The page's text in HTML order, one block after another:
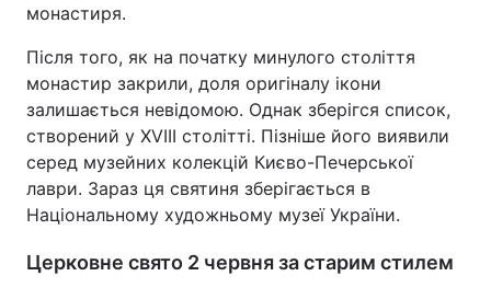
монастиря.
Після того, як на початку минулого століття
монастир закрили, доля оригіналу ікони
залишається невідомою. Однак зберігся список,
створений у XVIII столітті. Пізніше його виявили
серед музейних колекцій Києво-Печерської
лаври. Зараз ця святиня зберігається в
Національному художньому музеї України.
Церковне свято 2 червня за старим стилем